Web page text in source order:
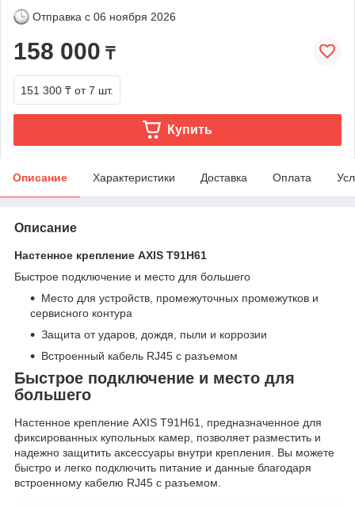
Отправка с 06 ноября 2026
158 000 ₸
151 300 ₸ от 7 шт.
Купить
Описание Характеристики Доставка Оплата
Описание
Настенное крепление AXIS T91H61
Быстрое подключение и место для большего
Место для устройств, промежуточных промежутков и
сервисного контура
Защита от ударов, дождя, пыли и коррозии
Встроенный кабель RJ45 с разъемом
Быстрое подключение и место для
большего
Настенное крепление AXIS T91H61, предназначенное для
фиксированных купольных камер, позволяет разместить и
надежно защитить аксессуары внутри крепления. Вы можете
быстро и легко подключить питание и данные благодаря
встроенному кабелю RJ45 с разъемом.